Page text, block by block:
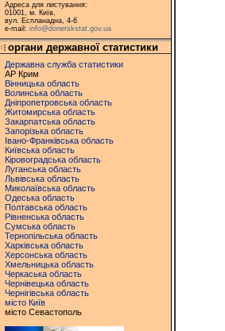
Адреса для листування:
01001, м. Київ,
вул. Еспланадна, 4-6
e-mail: info@donetskstat.gov.ua
органи державної статистики
Державна служба статистики
АР Крим
Вінницька область
Волинська область
Дніпропетровська область
Житомирська область
Закарпатська область
Запорізька область
Івано-Франківська область
Київська область
Кіровоградська область
Луганська область
Львівська область
Миколаївська область
Одеська область
Полтавська область
Рівненська область
Сумська область
Тернопільська область
Харківська область
Херсонська область
Хмельницька область
Черкаська область
Чернівецька область
Чернігівська область
місто Київ
місто Севастополь